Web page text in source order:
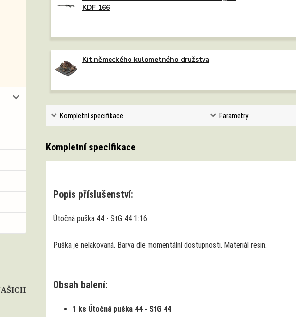
KDF 166
Kit německého kulometného družstva
Kompletní specifikace Parametry
Kompletní specifikace
Popis příslušenství:
Útočná puška 44 - StG 44 1:16
Puška je nelakovaná. Barva dle momentální dostupnosti. Materiál resin.
Obsah balení:
1 ks Útočná puška 44 - StG 44